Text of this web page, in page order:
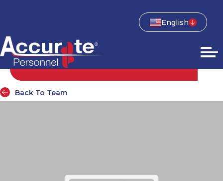
English
Back To Team